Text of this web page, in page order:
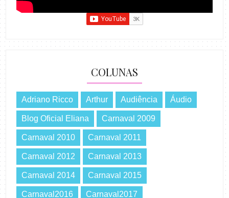
COLUNAS
Adriano Ricco Arthur Audiência Áudio
Blog Oficial Eliana Carnaval 2009
Carnaval 2010 Carnaval 2011
Carnaval 2012 Carnaval 2013
Carnaval 2014 Carnaval 2015
Carnaval2016 Carnaval2017